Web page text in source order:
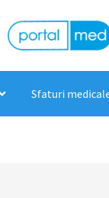
Sfaturi